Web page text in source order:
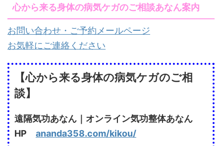
心から来る身体の病気ケガのご相談あなん案内
お問い合わせ・ご予約メールページ
お気軽にご連絡ください
【心から来る身体の病気ケガのご相
談】
遠隔気功あなん｜オンライン気功整体あなん
HP ananda358.com/kikou/